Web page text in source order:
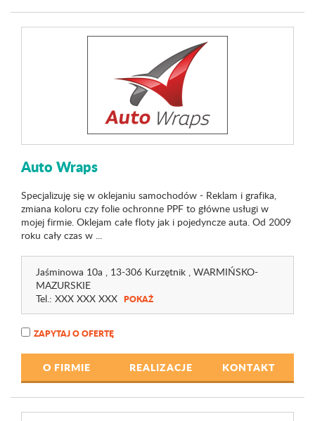
Auto Wraps
Specjalizuję się w oklejaniu samochodów - Reklam i grafika,
zmiana koloru czy folie ochronne PPF to główne usługi w
mojej firmie. Oklejam całe floty jak i pojedyncze auta. Od 2009
roku cały czas w ...
Jaśminowa 10a , 13-306 Kurzętnik , WARMIŃSKO-
MAZURSKIE
Tel.: XXX XXX XXX POKAŻ
ZAPYTAJ O OFERTĘ
O FIRMIE REALIZACJE KONTAKT